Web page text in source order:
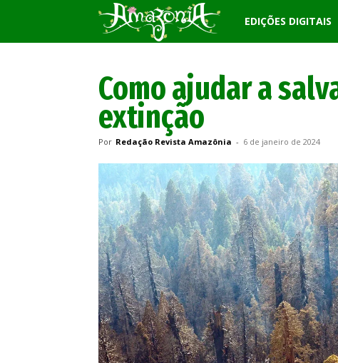
Revista
EDIÇÕES DIGITAIS
Como ajudar a
extinção
Por Redação Revista Amazônia - 6 de janeiro de 2024